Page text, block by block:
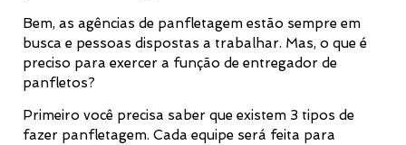
Bem, as agências de panfletagem estão sempre em
busca e pessoas dispostas a trabalhar. Mas, o que é
preciso para exercer a função de entregador de
panfletos?
Primeiro você precisa saber que existem 3 tipos de
fazer panfletagem. Cada equipe será feita para